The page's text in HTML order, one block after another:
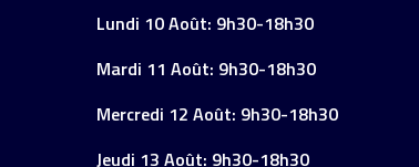
Lundi 10 Août: 9h30-18h30
Mardi 11 Août: 9h30-18h30
Mercredi 12 Août: 9h30-18h30
Jeudi 13 Août: 9h30-18h30